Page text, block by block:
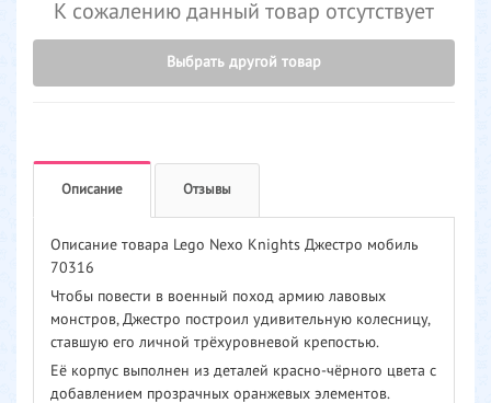
К сожалению данный товар отсутствует
Выбрать другой товар
Описание Отзывы
Описание товара Lego Nexo Knights Джестро мобиль
70316
Чтобы повести в военный поход армию лавовых
монстров, Джестро построил удивительную колесницу,
ставшую его личной трёхуровневой крепостью.
Её корпус выполнен из деталей красно-чёрного цвета с
добавлением прозрачных оранжевых элементов.